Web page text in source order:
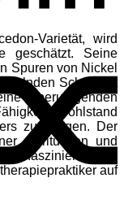
Varietät, wird
geschätzt. Seine
Spuren von Nickel
Schönheit
beruhigenden
Wohlstand
zu bringen. Der
spirituellen und
fasziniert auch
auf